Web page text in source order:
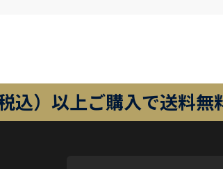
込）以上ご購入で送料無